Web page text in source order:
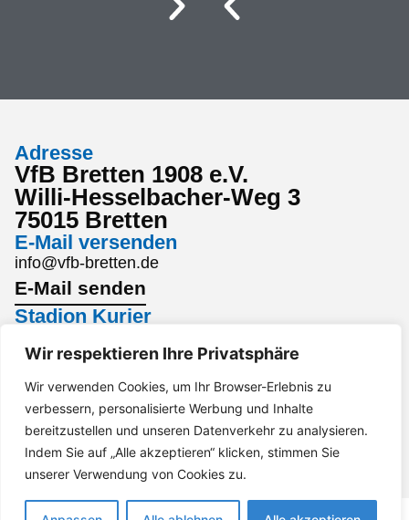
Wir respektieren Ihre Privatsphäre
Wir verwenden Cookies, um Ihr Browser-Erlebnis zu
verbessern, personalisierte Werbung und Inhalte
bereitzustellen und unseren Datenverkehr zu analysieren.
Indem Sie auf „Alle akzeptieren“ klicken, stimmen Sie
unserer Verwendung von Cookies zu.
Adresse
VfB Bretten 1908 e.V.
Willi-Hesselbacher-Weg 3
75015 Bretten
E-Mail versenden
info@vfb-bretten.de
E-Mail senden
Stadion Kurier
Stadion Kurier
Interesse an einem Sponsoring?
Gerne per Mail an marketing@vfb-bretten.de.
Anfrage senden
ImpressumDatenschutzBarrierefreiheit